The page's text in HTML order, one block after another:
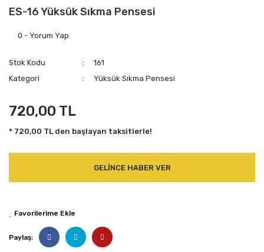
ES-16 Yüksük Sıkma Pensesi
0 - Yorum Yap
Stok Kodu
161
Kategori
Yüksük Sıkma Pensesi
720,00 TL
* 720,00 TL den başlayan taksitlerle!
GELİNCE HABER VER
Paylaş: